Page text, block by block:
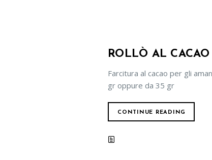
ROLLÒ AL CACAO
Farcitura al cacao per gli
gr oppure da 35 gr
CONTINUE READING